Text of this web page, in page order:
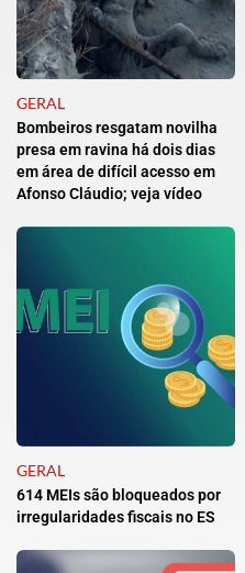
GERAL
Bombeiros resgatam novilha
presa em ravina há dois dias
em área de difícil acesso em
Afonso Cláudio; veja vídeo
GERAL
614 MEIs são bloqueados por
irregularidades fiscais no ES